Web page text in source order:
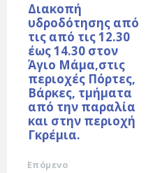
Διακοπή
υδροδότησης από
τις από τις 12.30
έως 14.30 στον
Άγιο Μάμα,στις
περιοχές Πόρτες,
Βάρκες, τμήματα
από την παραλία
και στην περιοχή
Γκρέμια.
Επόμενο